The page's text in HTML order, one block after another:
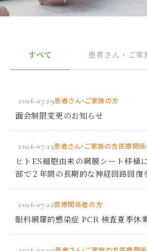
すべて 患者さん・ご家
2026.07.29患者さん・ご家族の方
面会制限変更のお知らせ
2026.07.23患者さん・ご家族の方医療関
ヒトES細胞由来の網膜シート移植
部で２年間の長期的な神経回路回復
2026.07.22医療関係者の方
眼科網羅的感染症 PCR 検査夏季休